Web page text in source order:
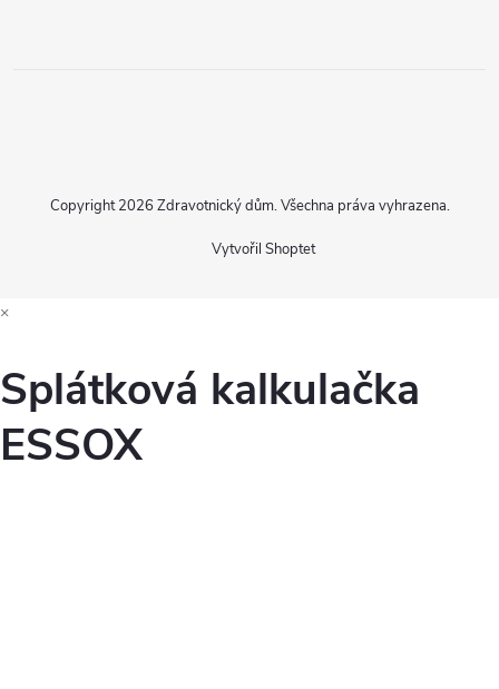
Vytvořil Shoptet
Copyright 2026 Zdravotnický dům. Všechna práva vyhrazena.
×
Splátková kalkulačka
ESSOX